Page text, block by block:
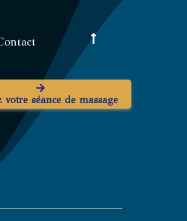
votre séance de massage